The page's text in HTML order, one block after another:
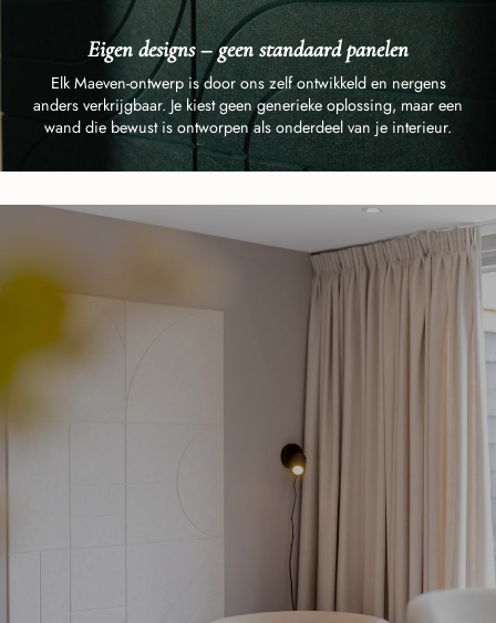
Eigen designs – geen standaard panelen
Elk Maeven-ontwerp is door ons zelf ontwikkeld en nergens
anders verkrijgbaar. Je kiest geen generieke oplossing, maar een
wand die bewust is ontworpen als onderdeel van je interieur.